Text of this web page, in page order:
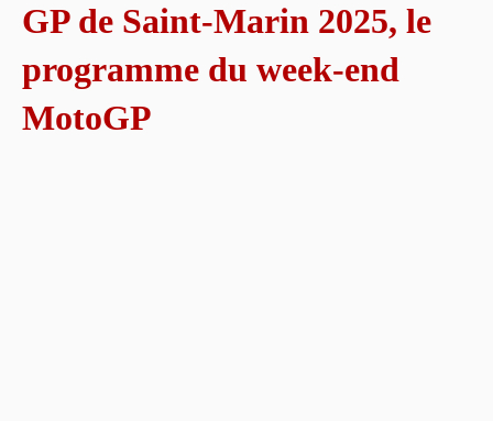
GP de Saint-Marin 2025, le
programme du week-end
MotoGP